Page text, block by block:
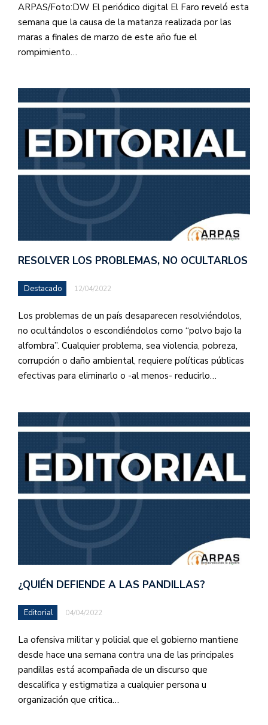
ARPAS/Foto:DW El periódico digital El Faro reveló esta
semana que la causa de la matanza realizada por las
maras a finales de marzo de este año fue el
rompimiento…
RESOLVER LOS PROBLEMAS, NO OCULTARLOS
Destacado 12/04/2022
Los problemas de un país desaparecen resolviéndolos,
no ocultándolos o escondiéndolos como “polvo bajo la
alfombra”. Cualquier problema, sea violencia, pobreza,
corrupción o daño ambiental, requiere políticas públicas
efectivas para eliminarlo o -al menos- reducirlo…
¿QUIÉN DEFIENDE A LAS PANDILLAS?
Editorial 04/04/2022
La ofensiva militar y policial que el gobierno mantiene
desde hace una semana contra una de las principales
pandillas está acompañada de un discurso que
descalifica y estigmatiza a cualquier persona u
organización que critica…